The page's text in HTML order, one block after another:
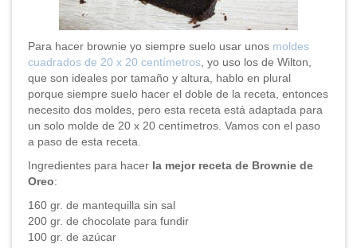
Para hacer brownie yo siempre suelo usar unos moldes
cuadrados de 20 x 20 centímetros , yo uso los de Wilton,
que son ideales por tamaño y altura, hablo en plural
porque siempre suelo hacer el doble de la receta, entonces
necesito dos moldes, pero esta receta está adaptada para
un solo molde de 20 x 20 centímetros. Vamos con el paso
a paso de esta receta.
Ingredientes para hacer la mejor receta de Brownie de
Oreo:
160 gr. de mantequilla sin sal
200 gr. de chocolate para fundir
100 gr. de azúcar